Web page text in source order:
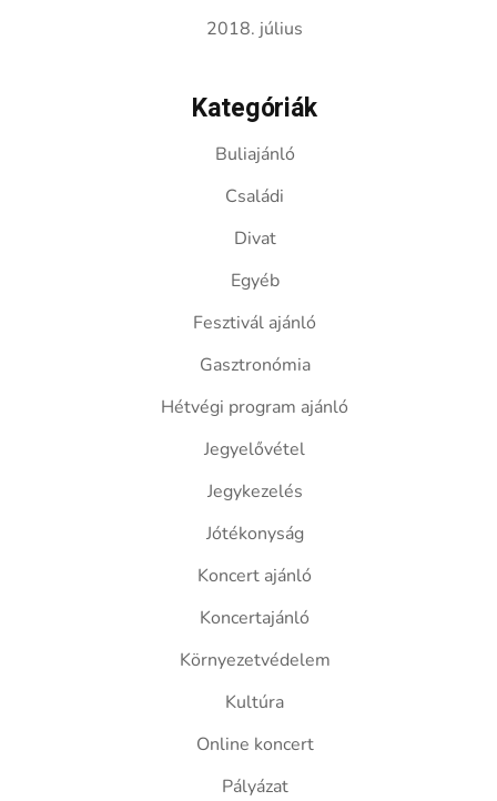
2018. július
Kategóriák
Buliajánló
Családi
Divat
Egyéb
Fesztivál ajánló
Gasztronómia
Hétvégi program ajánló
Jegyelővétel
Jegykezelés
Jótékonyság
Koncert ajánló
Koncertajánló
Környezetvédelem
Kultúra
Online koncert
Pályázat